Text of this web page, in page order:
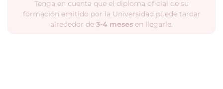
Tenga en cuenta que el diploma oficial de su
formación emitido por la Universidad puede tardar
alrededor de 3-4 meses en llegarle.